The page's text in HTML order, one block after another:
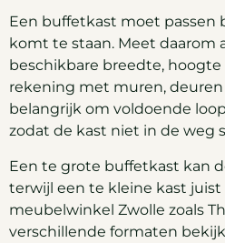
Een buffetkast moet passen
komt te staan. Meet daarom
beschikbare breedte,
rekening met muren, deuren
belangrijk om voldoende
zodat de kast niet in de weg
Een te grote buffetkast kan
terwijl een te kleine kast juist
meubelwinkel Zwolle zoals
verschillende formaten